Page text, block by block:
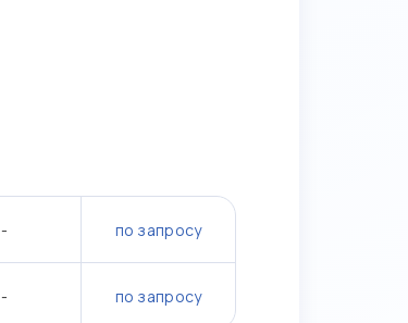
- по запросу
- по запросу